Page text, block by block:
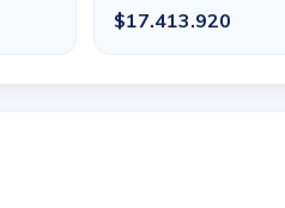
$17.413.920